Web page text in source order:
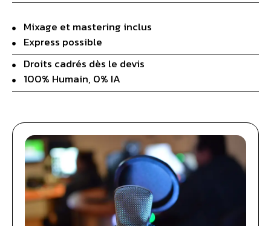
Mixage et mastering inclus
Express possible
Droits cadrés dès le devis
100% Humain, 0% IA